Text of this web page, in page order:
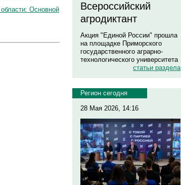
Основной
Всероссийский
агродиктант
Акция "Единой России" прошла
на площадке Приморского
государственного аграрно-
технологического университета
статьи раздела
Регион сегодня
28 Мая 2026, 14:16